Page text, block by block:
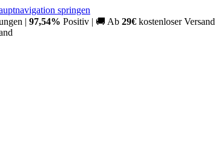
springen
| 97,54% Positiv | 🚚 Ab 29€ kostenloser Versand